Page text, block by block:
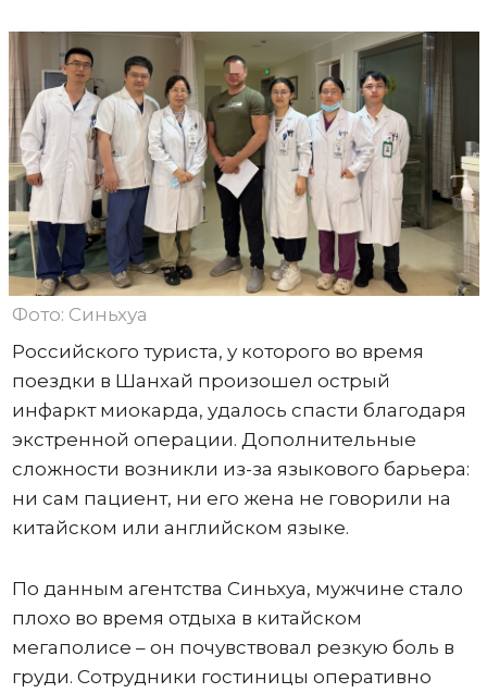
Фото: Синьхуа
Российского туриста, у которого во время
поездки в Шанхай произошел острый
инфаркт миокарда, удалось спасти благодаря
экстренной операции. Дополнительные
сложности возникли из-за языкового барьера:
ни сам пациент, ни его жена не говорили на
китайском или английском языке.
По данным агентства Синьхуа, мужчине стало
плохо во время отдыха в китайском
мегаполисе – он почувствовал резкую боль в
груди. Сотрудники гостиницы оперативно